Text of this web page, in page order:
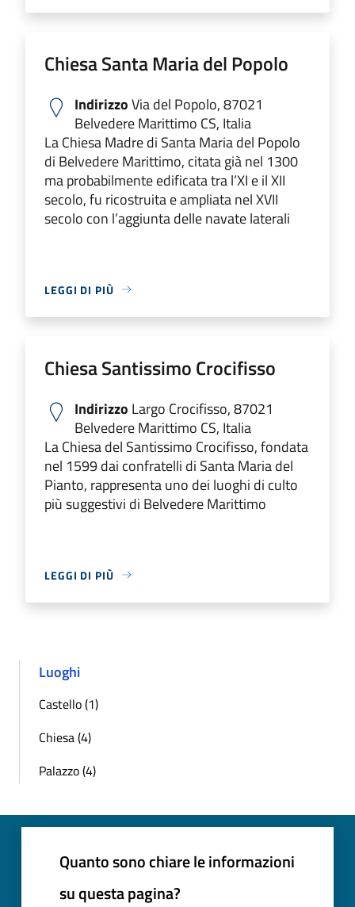
Chiesa Santa Maria del Popolo
IndirizzoVia del Popolo, 87021
Belvedere Marittimo CS, Italia
La Chiesa Madre di Santa Maria del Popolo
di Belvedere Marittimo, citata già nel 1300
ma probabilmente edificata tra l’XI e il XII
secolo, fu ricostruita e ampliata nel XVII
secolo con l’aggiunta delle navate laterali
LEGGI DI PIÙ
Chiesa Santissimo Crocifisso
Indirizzo Largo Crocifisso, 87021
Belvedere Marittimo CS, Italia
La Chiesa del Santissimo Crocifisso, fondata
nel 1599 dai confratelli di Santa Maria del
Pianto, rappresenta uno dei luoghi di culto
più suggestivi di Belvedere Marittimo
LEGGI DI PIÙ
Luoghi
Castello (1)
Chiesa (4)
Palazzo (4)
Quanto sono chiare le informazioni
su questa pagina?